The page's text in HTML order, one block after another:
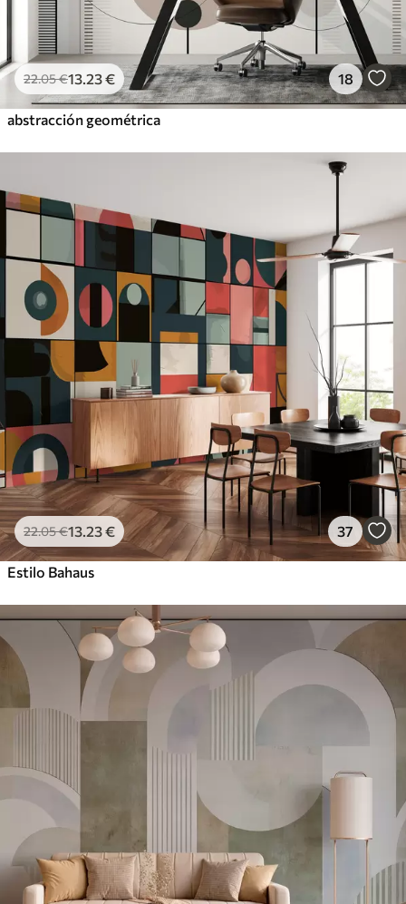
22.05€13 .23€ 18
abstracción geométrica
22.05€13 .23€ 37
Estilo Bahaus